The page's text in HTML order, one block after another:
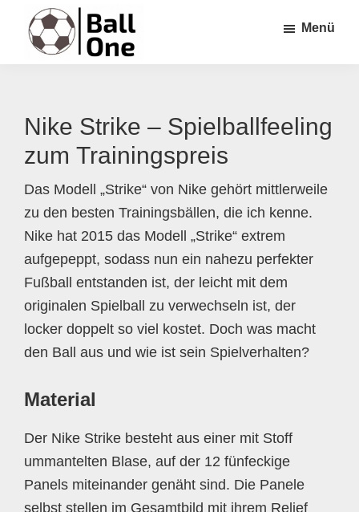
Inhalt
springen
Seitenspalte
springen
Fußzeile
springen
Menü
Nike Strike – Spielballfeeling
zum Trainingspreis
Das Modell „Strike“ von Nike gehört mittlerweile
zu den besten Trainingsbällen, die ich kenne.
Nike hat 2015 das Modell „Strike“ extrem
aufgepeppt, sodass nun ein nahezu perfekter
Fußball entstanden ist, der leicht mit dem
originalen Spielball zu verwechseln ist, der
locker doppelt so viel kostet. Doch was macht
den Ball aus und wie ist sein Spielverhalten?
Material
Der Nike Strike besteht aus einer mit Stoff
ummantelten Blase, auf der 12 fünfeckige
Panels miteinander genäht sind. Die Panele
selbst stellen im Gesamtbild mit ihrem Relief